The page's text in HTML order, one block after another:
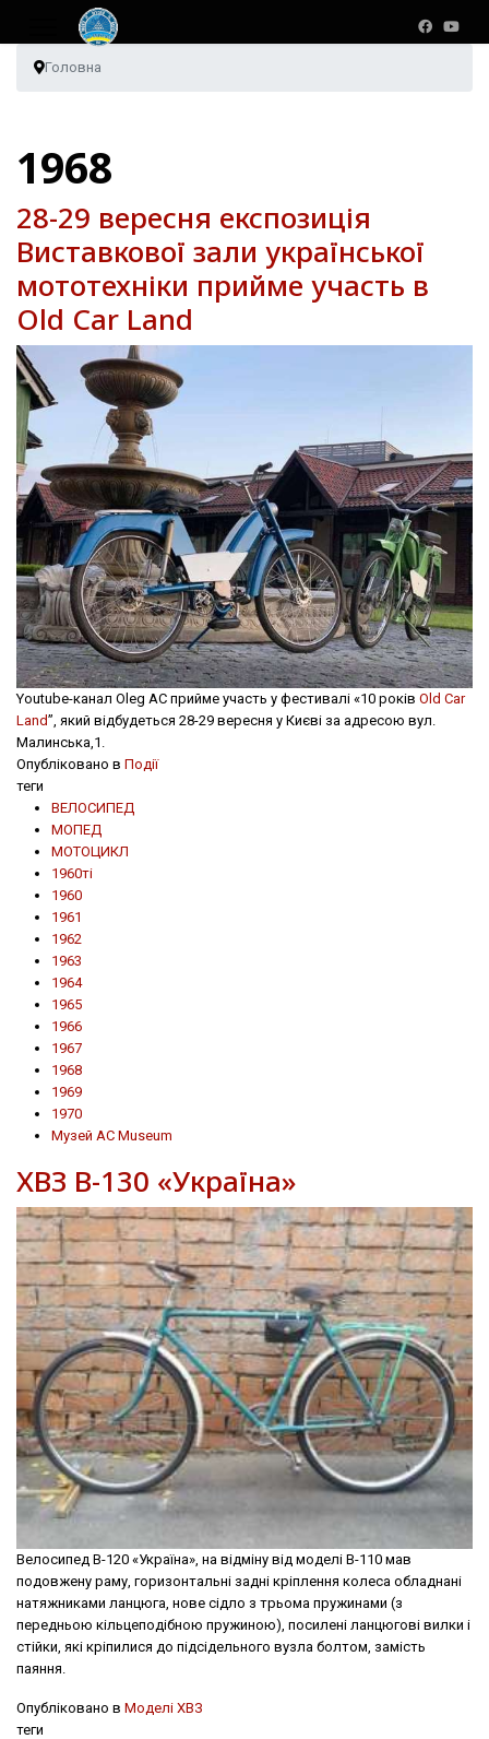
Головна
1968
28-29 вересня експозиція
Виставкової зали української
мототехніки прийме участь в
Old Car Land
Youtube-канал Oleg AC прийме участь у фестивалі «10 років Old Car
Land”, який відбудеться 28-29 вересня у Києві за адресою вул.
Малинська,1.
Опубліковано в Події
теги
ВЕЛОСИПЕД
МОПЕД
МОТОЦИКЛ
1960ті
1960
1961
1962
1963
1964
1965
1966
1967
1968
1969
1970
Музей AC Museum
ХВЗ В-130 «Україна»
Велосипед В-120 «Україна», на відміну від моделі В-110 мав
подовжену раму, горизонтальні задні крiплення колеса обладнані
натяжниками ланцюга, нове сідло з трьома пружинами (з
передньою кільцеподібною пружиною), посилені ланцюгові вилки і
стійки, які кріпилися до підсідельного вузла болтом, замість
паяння.
Опубліковано в Моделі ХВЗ
теги